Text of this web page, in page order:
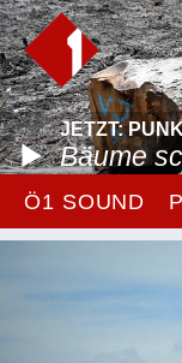
JETZT:
Bäume
Ö1 SOUND